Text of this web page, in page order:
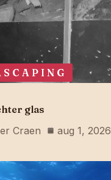
glas
Craen
aug 1, 2026